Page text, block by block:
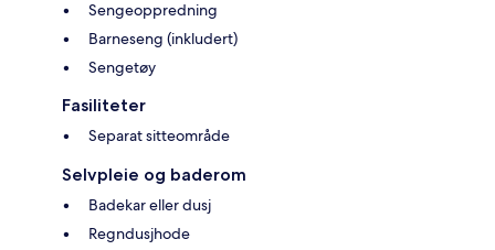
Sengeoppredning
Barneseng (inkludert)
Sengetøy
Fasiliteter
Separat sitteområde
Selvpleie og baderom
Badekar eller dusj
Regndusjhode